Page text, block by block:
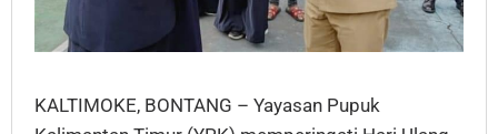
KALTIMOKE, BONTANG – Yayasan Pupuk